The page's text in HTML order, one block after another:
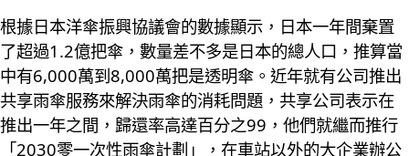
根據日本洋傘振興協議會的數據顯示，日本一年間棄置
了超過1.2億把傘，數量差不多是日本的總人口，推算當
中有6,000萬到8,000萬把是透明傘。近年就有公司推出
共享雨傘服務來解決雨傘的消耗問題，共享公司表示在
推出一年之間，歸還率高達百分之99，他們就繼而推行
「2030零一次性雨傘計劃」，在車站以外的大企業辦公